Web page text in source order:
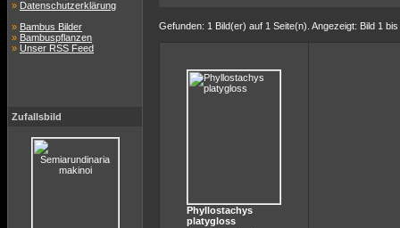
» Datenschutzerklärung
» Bambus Bilder
» Bambuspflanzen
» Unser RSS Feed
Zufallsbild
Gefunden: 1 Bild(er) auf 1 Seite(n). Angezeigt: Bild 1 bis
Phyllostachys
platygloss